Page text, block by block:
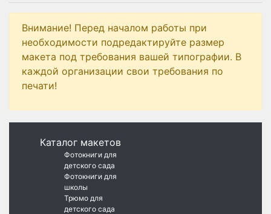
Внимание! Перед началом работы при
необходимости подредактируйте размер
макета под требования вашей типографии. В
каждой организации свои требования по
печати!
Каталог макетов
Фотокниги для
детского сада
Фотокниги для
школы
Трюмо для
детского сада